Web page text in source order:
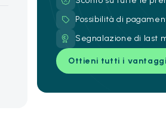
Possibilità di
Segnalazione di last
Ottieni tutti i